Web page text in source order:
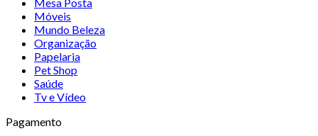
Móveis
Mundo Beleza
Organização
Papelaria
Pet Shop
Saúde
Tv e Vídeo
Pagamento